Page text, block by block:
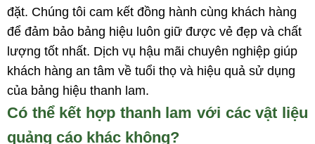
đặt. Chúng tôi cam kết đồng hành cùng khách hàng
để đảm bảo bảng hiệu luôn giữ được vẻ đẹp và chất
lượng tốt nhất. Dịch vụ hậu mãi chuyên nghiệp giúp
khách hàng an tâm về tuổi thọ và hiệu quả sử dụng
của bảng hiệu thanh lam.
Có thể kết hợp thanh lam với các vật liệu
quảng cáo khác không?